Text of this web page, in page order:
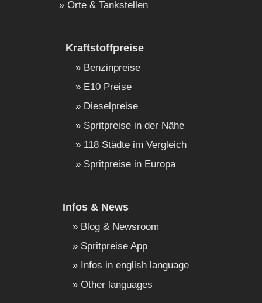
Orte & Tankstellen
Kraftstoffpreise
Benzinpreise
E10 Preise
Dieselpreise
Spritpreise in der Nähe
118 Städte im Vergleich
Spritpreise in Europa
Infos & News
Blog & Newsroom
Spritpreise App
Infos in english language
Other languages